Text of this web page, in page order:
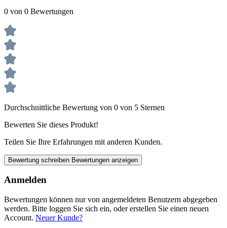
0 von 0 Bewertungen
Durchschnittliche Bewertung von 0 von 5 Sternen
Bewerten Sie dieses Produkt!
Teilen Sie Ihre Erfahrungen mit anderen Kunden.
Bewertung schreiben Bewertungen anzeigen
Anmelden
Bewertungen können nur von angemeldeten Benutzern abgegeben
werden. Bitte loggen Sie sich ein, oder erstellen Sie einen neuen
Account. Neuer Kunde?